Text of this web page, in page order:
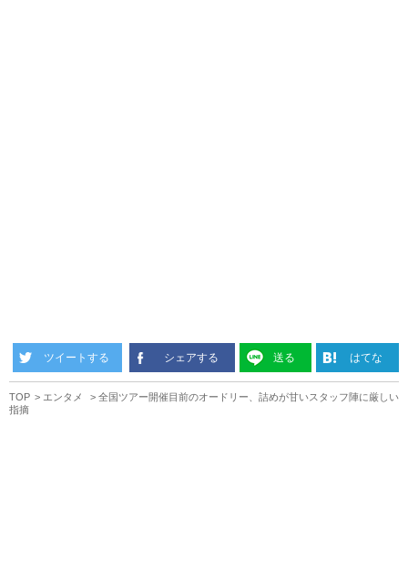
ツイートする シェアする 送る はてな
TOP エンタメ
全国ツアー開催目前のオードリー、詰めが甘いスタッフ陣に厳しい
指摘